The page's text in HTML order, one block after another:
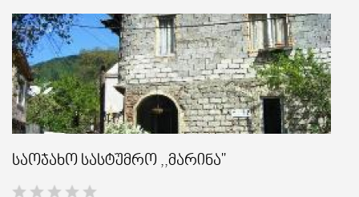
საოჯახო სასტუმრო ,,მარინა"